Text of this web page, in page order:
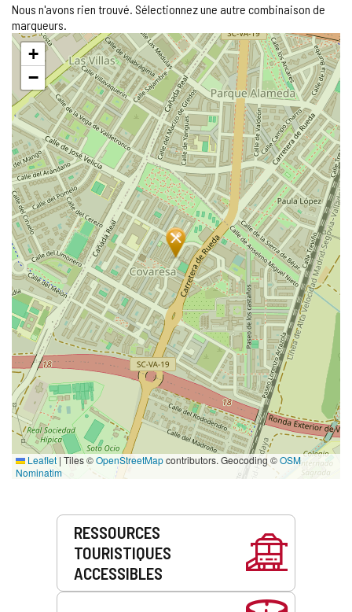
Nous n'avons rien trouvé. Sélectionnez une autre combinaison de
marqueurs.
Sauter
carte
+
−
Leaflet | Tiles ©OpenStreetMapcontributors. Geocoding ©OSM
Nominatim
Prestations
RESSOURCES
TOURISTIQUES
ACCESSIBLES